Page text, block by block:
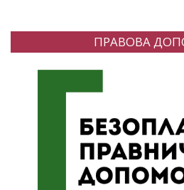
ПРАВОВА